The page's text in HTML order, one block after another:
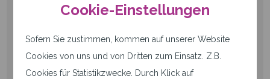
Cookie-Einstellungen
Sofern Sie zustimmen, kommen auf unserer Website
Cookies von uns und von Dritten zum Einsatz. Z.B.
Cookies für Statistikzwecke. Durch Klick auf
denen jede Seite eintragen soll,
welche IPs oder Hostnamen
genutzt werden, welche
IKE⁠-⁠Verfahren, Cipher, Hashes und